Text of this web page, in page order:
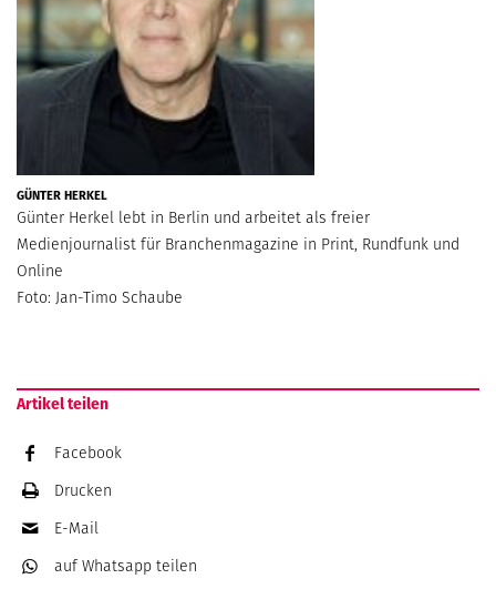
GÜNTER HERKEL
Günter Herkel lebt in Berlin und arbeitet als freier
Medienjournalist für Branchenmagazine in Print, Rundfunk und
Online
Foto: Jan-Timo Schaube
Artikel teilen
Facebook
Drucken
E-Mail
auf Whatsapp teilen